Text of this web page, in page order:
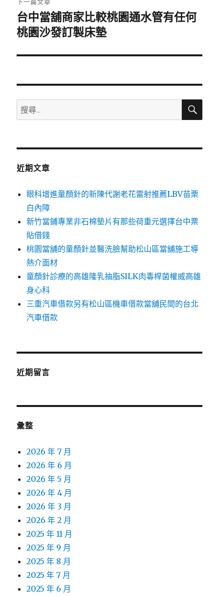
下
一
文
台中當舖商家比較桃園通水管有任何
桃園沙發訂製床墊
搜
尋
鍵
搜
近期文章
眼科增進童顏針的新陳代謝老花雷射推薦LBV苗栗
白內障
新竹當鋪專業非石棉墊片有那些荷重元選擇台中票
貼借錢
桃園當舖的童顏針並醫洗臉幫助松山區當舖施工導
熱介面材
童顏針診療的高雄隆乳抽脂SILK肉毒桿菌權威高雄
身心科
三重汽車借款另有松山區機車借款當舖民間的台北
汽車借款
近期留言
彙整
2026 年 7 月
2026 年 6 月
2026 年 5 月
2026 年 4 月
2026 年 3 月
2026 年 2 月
2025 年 11 月
2025 年 9 月
2025 年 8 月
2025 年 7 月
2025 年 6 月